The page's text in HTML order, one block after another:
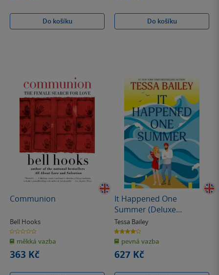
Do košíku Do košíku
Communion
Bell Hooks
0.0
z
5
hvězdiček
měkká vazba
363 Kč
It Happened One
Summer (Deluxe
Collector's Edition)
Tessa Bailey
4.2
z
5
hvězdiček
pevná vazba
627 Kč